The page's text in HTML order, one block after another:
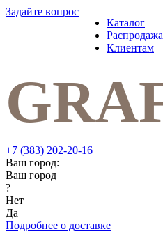
Задайте вопрос
Каталог
Распродажа
Клиентам
+7 (383) 202-20-16
Ваш город:
Ваш город
?
Нет
Да
Подробнее о доставке